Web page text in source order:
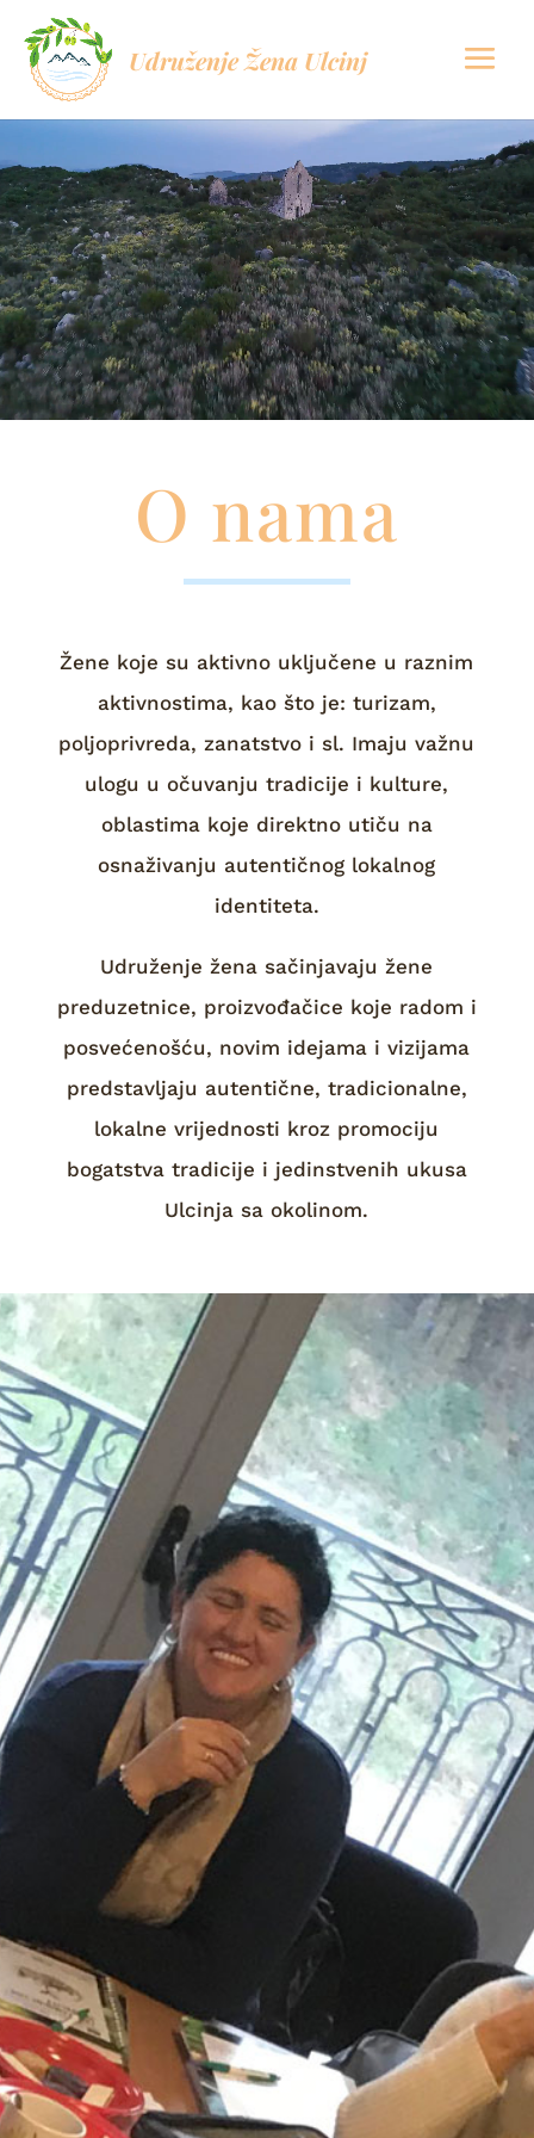
Udruženje Žena Ulcinj
O nama
Žene koje su aktivno uključene u raznim
aktivnostima, kao što je: turizam,
poljoprivreda, zanatstvo i sl. Imaju važnu
ulogu u očuvanju tradicije i kulture,
oblastima koje direktno utiču na
osnaživanju autentičnog lokalnog
identiteta.
Udruženje žena sačinjavaju žene
preduzetnice, proizvođačice koje radom i
posvećenošću, novim idejama i vizijama
predstavljaju autentične, tradicionalne,
lokalne vrijednosti kroz promociju
bogatstva tradicije i jedinstvenih ukusa
Ulcinja sa okolinom.